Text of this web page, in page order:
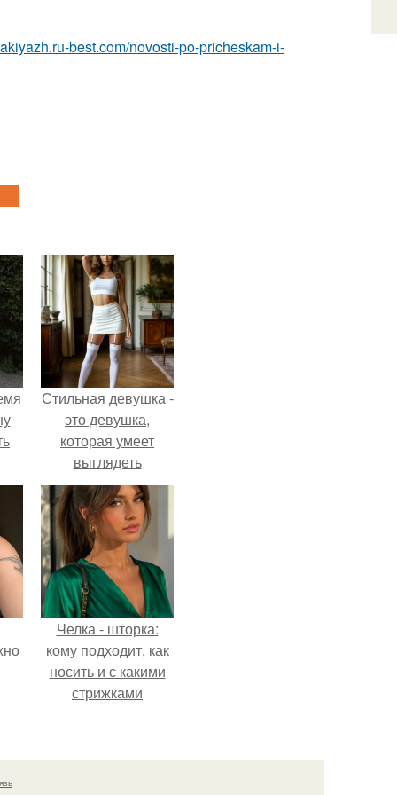
best.com/novosti-po-pricheskam-i-
Стильная девушка -
это девушка,
которая умеет
выглядеть
привлекательно и
элегантно в любои
ситуации.
Челка - шторка:
кому подходит, как
носить и с какими
стрижками